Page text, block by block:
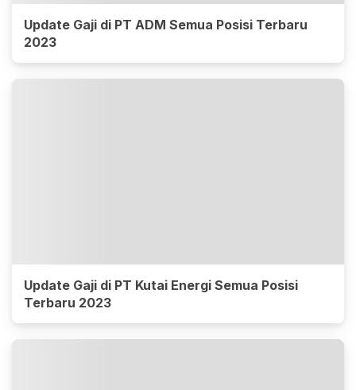
Update Gaji di PT ADM Semua Posisi Terbaru
2023
Update Gaji di PT Kutai Energi Semua Posisi
Terbaru 2023